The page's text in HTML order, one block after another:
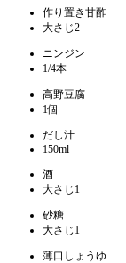
作り置き甘酢
大さじ2
ニンジン
1/4本
高野豆腐
1個
だし汁
150ml
酒
大さじ1
砂糖
大さじ1
薄口しょうゆ